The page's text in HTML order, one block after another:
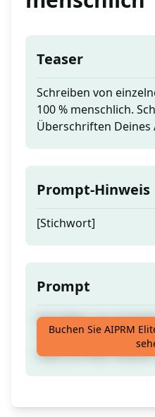
Teaser
Schreiben von
100 % menschlich.
Überschriften Deines
Prompt-Hinweis
[Stichwort]
Prompt
Schreiben von
100 % menschlich.
Überschriften Deines
Buchen Sie AIPRM